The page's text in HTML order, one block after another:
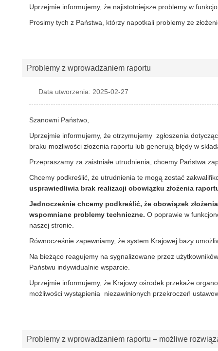
Uprzejmie informujemy, że najistotniejsze problemy w
Prosimy tych z Państwa, którzy napotkali problemy ze
Problemy z wprowadzaniem raportu
Data utworzenia: 2025-02-27
Szanowni Państwo,
Uprzejmie informujemy, że otrzymujemy zgłoszenia
braku możliwości złożenia raportu lub generują błędy w
Przepraszamy za zaistniałe utrudnienia, chcemy Państwa
Chcemy podkreślić, że utrudnienia te mogą zostać
usprawiedliwia brak realizacji obowiązku złożenia
Jednocześnie chcemy podkreślić, że obowiązek
wspomniane problemy techniczne. O poprawie w
naszej stronie.
Równocześnie zapewniamy, że system Krajowej bazy
Na bieżąco reagujemy na sygnalizowane przez
Państwu indywidualnie wsparcie.
Uprzejmie informujemy, że Krajowy ośrodek przekaże
możliwości wystąpienia niezawinionych przekroczeń
Problemy z wprowadzaniem raportu – możliwe